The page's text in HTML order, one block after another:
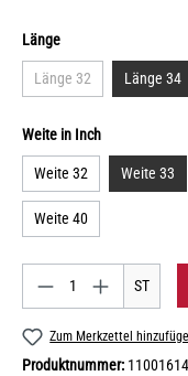
Länge
Länge 32 Länge 34
Weite in Inch
Weite 32 Weite 33
Weite 40
ST
Zum Merkzettel
Produktnummer: